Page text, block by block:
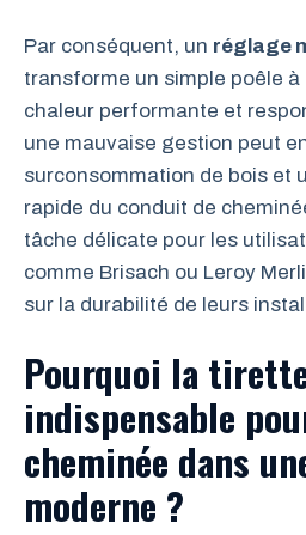
Par conséquent, un réglage
transforme un simple poêle à
chaleur performante et
une mauvaise gestion peut
surconsommation de bois et
rapide du conduit de
tâche délicate pour les
comme Brisach ou Leroy
sur la durabilité de leurs
Pourquoi la
indispensable
cheminée dans
moderne ?